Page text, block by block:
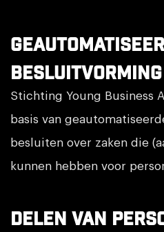
besluitvorming
Stichting Young Business
basis van
besluiten over zaken die
kunnen hebben voor
Delen van